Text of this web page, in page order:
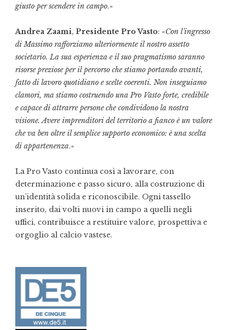
giusto per scendere in campo.»
Andrea Zaami, Presidente Pro Vasto: «Con l’ingresso
di Massimo rafforziamo ulteriormente il nostro assetto
societario. La sua esperienza e il suo pragmatismo saranno
risorse preziose per il percorso che stiamo portando avanti,
fatto di lavoro quotidiano e scelte coerenti. Non inseguiamo
clamori, ma stiamo costruendo una Pro Vasto forte, credibile
e capace di attrarre persone che condividono la nostra
visione. Avere imprenditori del territorio a fianco è un valore
che va ben oltre il semplice supporto economico: è una scelta
di appartenenza.»
La Pro Vasto continua così a lavorare, con
determinazione e passo sicuro, alla costruzione di
un’identità solida e riconoscibile. Ogni tassello
inserito, dai volti nuovi in campo a quelli negli
uffici, contribuisce a restituire valore, prospettiva e
orgoglio al calcio vastese.